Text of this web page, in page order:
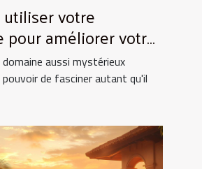
votre
pour améliorer votre
aussi mystérieux
de fasciner autant qu'il